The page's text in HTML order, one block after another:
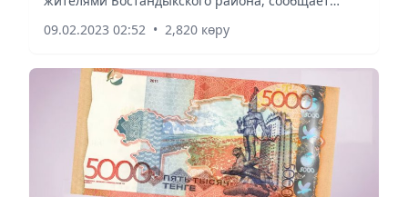
09.02.2023 02:52 • 2,820 көру